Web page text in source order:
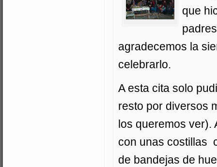
que
agradecemos la
celebrarlo.
A esta cita solo
resto por diversos
los queremos
con unas costillas
de bandejas de